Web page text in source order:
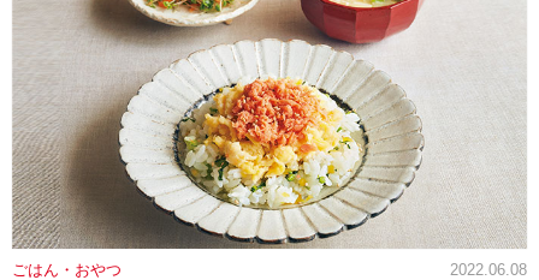
ごはん・おやつ 2022.06.08